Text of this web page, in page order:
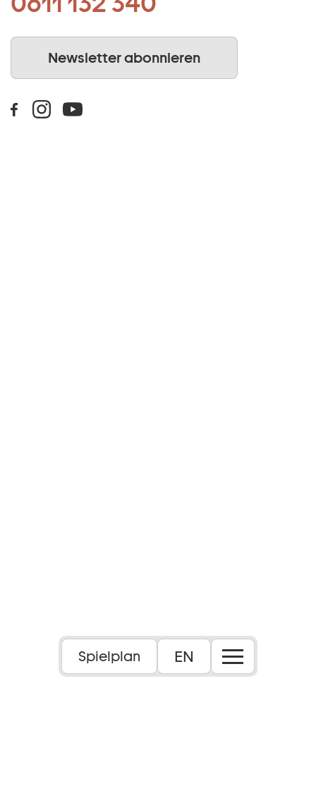
Spielplan EN
Newsletter abonnieren